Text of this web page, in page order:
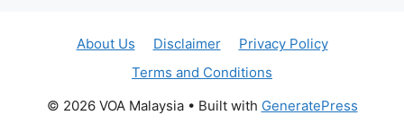
About Us Disclaimer
Privacy Policy
Terms and Conditions
© 2026 VOA Malaysia• Built with GeneratePress